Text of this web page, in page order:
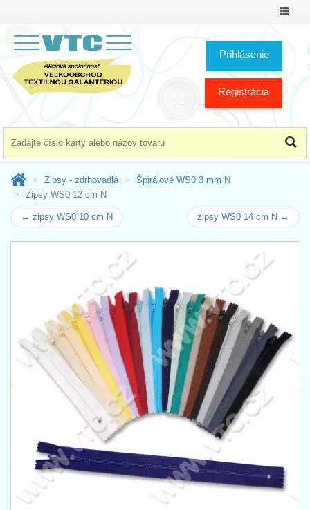
Prepnúť
Prihlásenie
Registrácia
Zipsy - zdrhovadlá
Špirálové WS0 3 mm N
Zipsy WS0 12 cm N
← zipsy WS0 10 cm N zipsy WS0 14 cm N →